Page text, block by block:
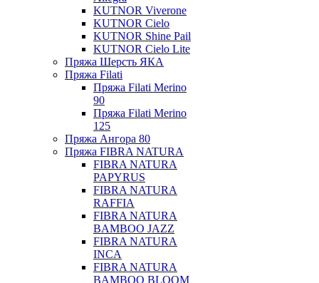
KUTNOR Viverone
KUTNOR Cielo
KUTNOR Shine Pail
KUTNOR Cielo Lite
Пряжа Шерсть ЯКА
Пряжа Filati
Пряжа Filati Merino
90
Пряжа Filati Merino
125
Пряжа Ангора 80
Пряжа FIBRA NATURA
FIBRA NATURA
PAPYRUS
FIBRA NATURA
RAFFIA
FIBRA NATURA
BAMBOO JAZZ
FIBRA NATURA
INCA
FIBRA NATURA
BAMBOO BLOOM